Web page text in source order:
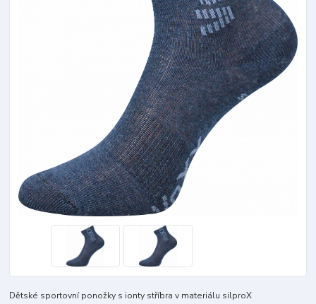
Dětské sportovní ponožky s ionty stříbra v materiálu silproX